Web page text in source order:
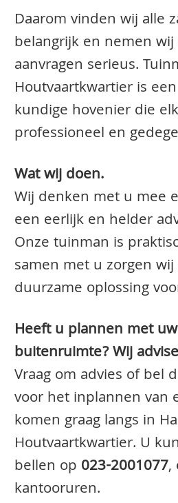
Daarom vinden wij alle
belangrijk en nemen
aanvragen serieus.
Houtvaartkwartier is
kundige hovenier die
professioneel en
Wat wij doen.
Wij denken met u mee
een eerlijk en helder
Onze tuinman is
samen met u zorgen
duurzame oplossing
Heeft u plannen met
buitenruimte? Wij
Vraag om advies of bel
voor het inplannen van
komen graag langs in
Houtvaartkwartier. U
bellen op 023-2001077,
kantooruren.